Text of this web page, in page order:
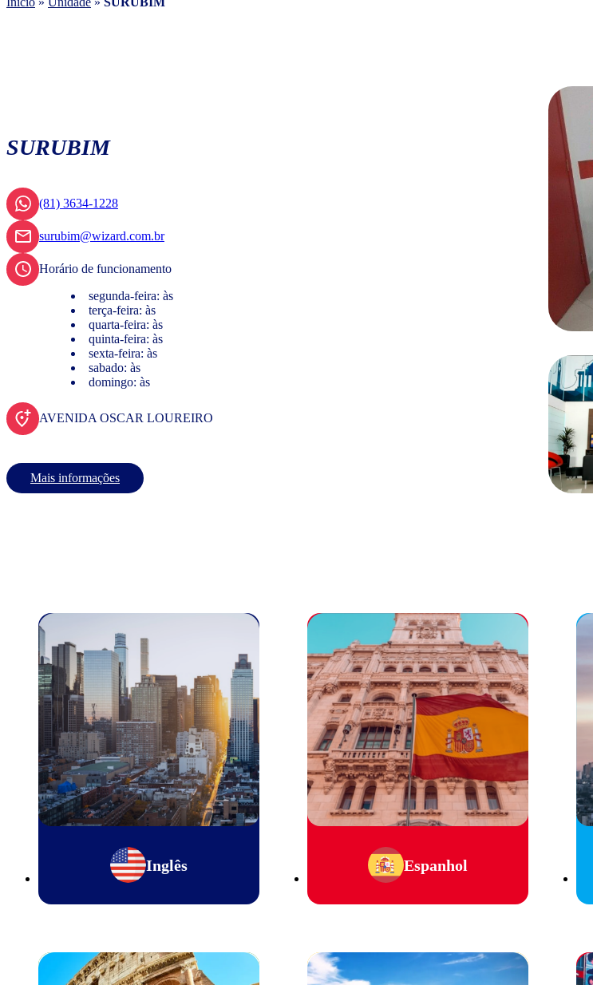
SURUBIM
(81) 3634-1228
surubim@wizard.com.br
Horário de funcionamento
segunda-feira: às
terça-feira: às
quarta-feira: às
quinta-feira: às
sexta-feira: às
sabado: às
domingo: às
AVENIDA OSCAR LOUREIRO
Mais informações
Inglês Espanhol